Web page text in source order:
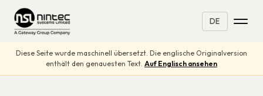
DE
Diese Seite wurde maschinell übersetzt. Die englische Originalversion
enthält den genauesten Text. Auf Englisch ansehen